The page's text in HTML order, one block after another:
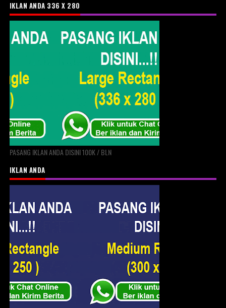
IKLAN ANDA 336 X 280
PASANG IKLAN ANDA DISINI 100K / BLN
IKLAN ANDA